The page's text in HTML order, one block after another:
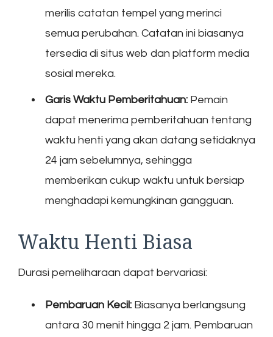
merilis catatan tempel yang merinci
semua perubahan. Catatan ini biasanya
tersedia di situs web dan platform media
sosial mereka.
Garis Waktu Pemberitahuan: Pemain
dapat menerima pemberitahuan tentang
waktu henti yang akan datang setidaknya
24 jam sebelumnya, sehingga
memberikan cukup waktu untuk bersiap
menghadapi kemungkinan gangguan.
Waktu Henti Biasa
Durasi pemeliharaan dapat bervariasi:
Pembaruan Kecil: Biasanya berlangsung
antara 30 menit hingga 2 jam. Pembaruan